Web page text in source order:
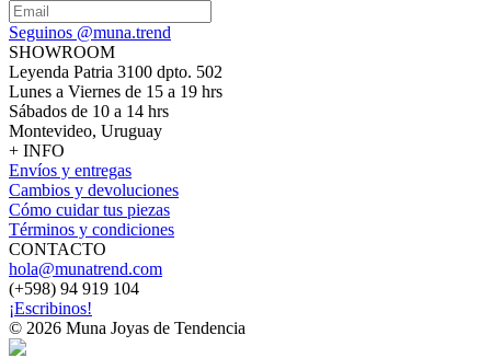
Seguinos @muna.trend
SHOWROOM
Leyenda Patria 3100 dpto. 502
Lunes a Viernes de 15 a 19 hrs
Sábados de 10 a 14 hrs
Montevideo, Uruguay
+ INFO
Envíos y entregas
Cambios y devoluciones
Cómo cuidar tus piezas
Términos y condiciones
CONTACTO
hola@munatrend.com
(+598) 94 919 104
¡Escribinos!
© 2026 Muna Joyas de Tendencia